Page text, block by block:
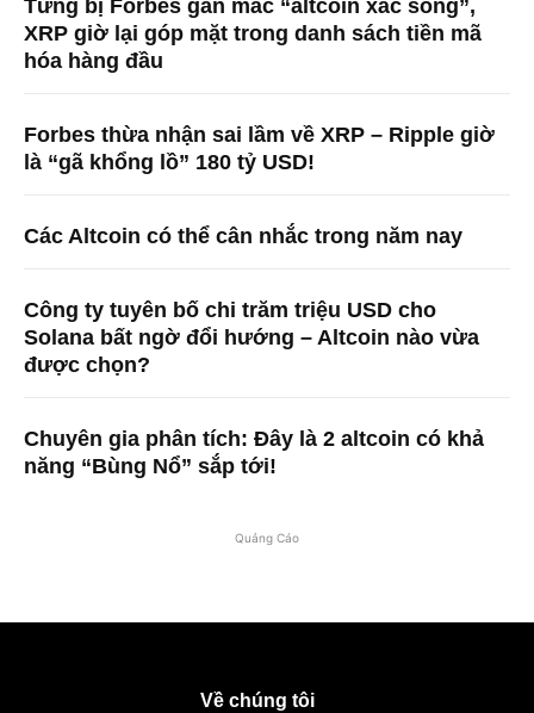
Từng bị Forbes gắn mác “altcoin xác sống”,
XRP giờ lại góp mặt trong danh sách tiền mã
hóa hàng đầu
Forbes thừa nhận sai lầm về XRP – Ripple giờ
là “gã khổng lồ” 180 tỷ USD!
Các Altcoin có thể cân nhắc trong năm nay
Công ty tuyên bố chi trăm triệu USD cho
Solana bất ngờ đổi hướng – Altcoin nào vừa
được chọn?
Chuyên gia phân tích: Đây là 2 altcoin có khả
năng “Bùng Nổ” sắp tới!
Quảng Cáo
Về chúng tôi